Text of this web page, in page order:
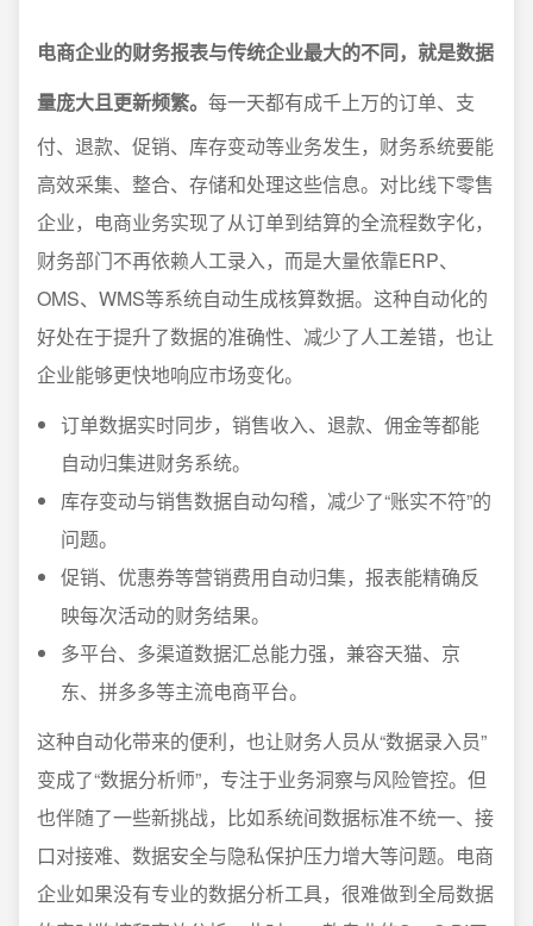
电商企业的财务报表与传统企业最大的不同，就是数据
量庞大且更新频繁。 每一天都有成千上万的订单、支
付、退款、促销、库存变动等业务发生，财务系统要能
高效采集、整合、存储和处理这些信息。对比线下零售
企业，电商业务实现了从订单到结算的全流程数字化，
财务部门不再依赖人工录入，而是大量依靠ERP、
OMS、WMS等系统自动生成核算数据。这种自动化的
好处在于提升了数据的准确性、减少了人工差错，也让
企业能够更快地响应市场变化。
订单数据实时同步，销售收入、退款、佣金等都能
自动归集进财务系统。
库存变动与销售数据自动勾稽，减少了“账实不符”的
问题。
促销、优惠券等营销费用自动归集，报表能精确反
映每次活动的财务结果。
多平台、多渠道数据汇总能力强，兼容天猫、京
东、拼多多等主流电商平台。
这种自动化带来的便利，也让财务人员从“数据录入员”
变成了“数据分析师”，专注于业务洞察与风险管控。但
也伴随了一些新挑战，比如系统间数据标准不统一、接
口对接难、数据安全与隐私保护压力增大等问题。电商
企业如果没有专业的数据分析工具，很难做到全局数据